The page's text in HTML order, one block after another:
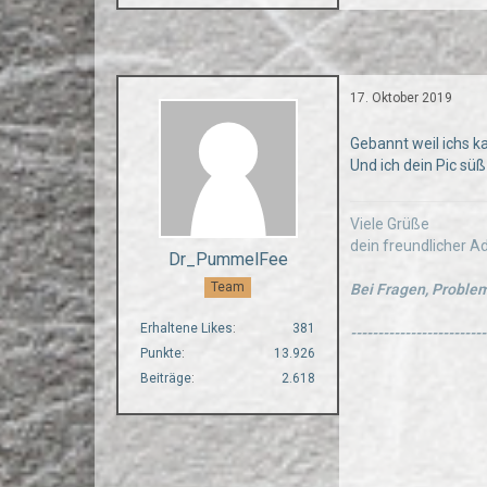
Dr_PummelFee
Team
Erhaltene Likes
381
Punkte
13.926
Beiträge
2.618
17. Oktober 2019
Gebannt weil ichs
Und ich dein Pic
Viele Grüße
dein freundlicher
Bei Fragen,